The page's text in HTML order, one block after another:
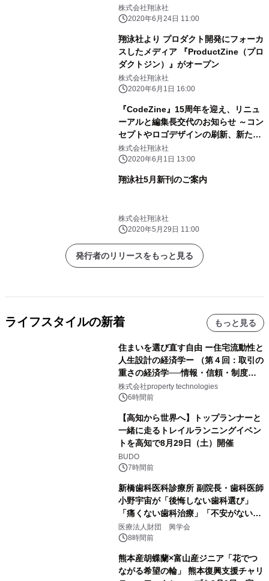
株式会社翔泳社
2020年6月24日 11:00
翔泳社より プロダクト開発にフォーカ
スしたメディア 『ProductZine（プロ
ダクトジン）』がオープン
株式会社翔泳社
2020年6月1日 16:00
『CodeZine』15周年を迎え、リニュ
ーアルと編集長交代のお知らせ ～コン
セプトやロゴデザインの刷新、新たな
サブメディアの誕生～
株式会社翔泳社
2020年6月1日 13:00
翔泳社5月新刊のご案内
株式会社翔泳社
2020年5月29日 11:00
発行者のリリースをもっと見る
ライフスタイルの新着 もっと見る
住まいを選び直す自由 ー住宅流動性と
人生設計の経済学ー （第４回：取引の
重さの経済学──情報・信頼・制度を
PropTechはどう組み替えるか）｜
PropTech-Lab
株式会社property technologies
6時間前
【高知から世界へ】トップランナーと
一緒に走るトレイルランニングイベン
トを高知で8月29日（土）開催
BUDO
7時間前
新橋歯科医科診療所 副院長・歯科医師
小野宇宙が「後悔しない歯科選び」
「痛くない歯科治療」「不安がない治
療計画」をテーマに専門監修
医療法人財団 興学会
8時間前
熊本産胡蝶蘭×富山産ジニア「花でつ
ながる希望の輪」 熊本復興支援チャリ